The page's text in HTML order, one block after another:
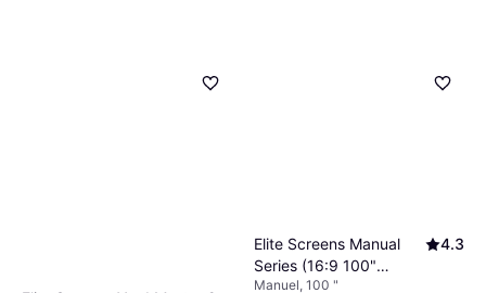
Elite Screens Manual
Series (16:9 100"
Manual)
4.3
Manuel, 100 "